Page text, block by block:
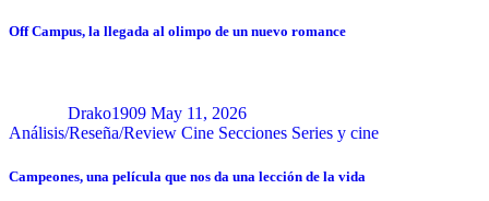
Off Campus, la llegada al olimpo de un nuevo romance
Drako1909 May 11, 2026
Análisis/Reseña/Review Cine Secciones Series y cine
Campeones, una película que nos da una lección de la vida